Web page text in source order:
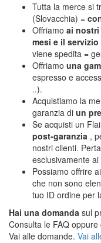
Tutta la merce si
(Slovacchia) =
Offriamo ai
mesi e il
viene spedita =
Offriamo una
espresso e
..).
Acquistiamo la
garanzia di un
Se acquisti un
post-garanzia ,
nostri clienti.
esclusivamente
Possiamo offrire
che non sono
tuo ID ordine per
Hai una domanda sul
Consulta le FAQ
Vai alle domande. Vai